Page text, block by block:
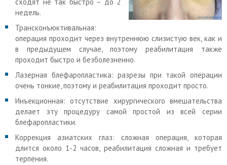
недель.
Трансконъюктивальная:
операция проходит через внутреннюю слизистую век, как и
в предыдущем случае, поэтому реабилитация также
проходит быстро и безболезненно.
Лазерная блефаропластика: разрезы при такой операции
очень тонкие, поэтому и реабилитация проходит просто.
Инъекционная: отсутствие хирургического вмешательства
делает эту процедуру самой простой из всей серии
блефаропластики.
Коррекция азиатских глаз: сложная операция, которая
длится около 1-2 часов, реабилитация сложная и требует
терпения.